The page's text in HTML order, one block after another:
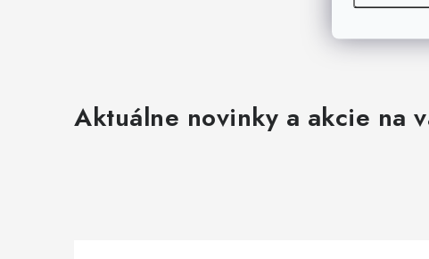
Aktuálne novinky a akcie na